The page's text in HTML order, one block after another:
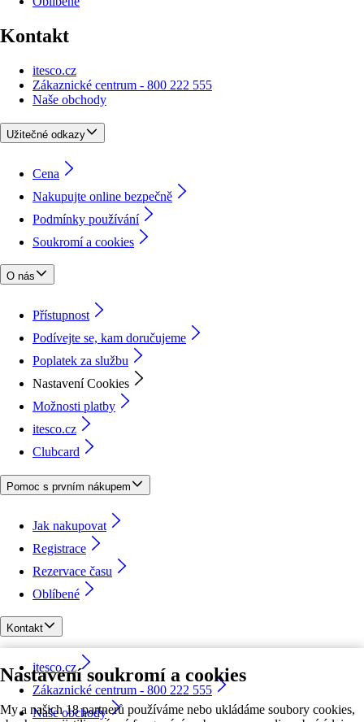
Nastavení soukromí a cookies
My a našich 18 partnerů používáme nebo ukládáme soubory cookies,
Kontakt
itesco.cz
Zákaznické centrum - 800 222 555
Naše obchody
Užitečné odkazy
Cena
Nakupujte online bezpečně
Podmínky používání
Soukromí a cookies
O nás
Přístupnost
Podívejte se, kam doručujeme
Poplatek za službu
Nastavení Cookies
Možnosti platby
itesco.cz
Clubcard
Pomoc s prvním nákupem
Jak nakupovat
Registrace
Rezervace času
Oblíbené
Kontakt
itesco.cz
Zákaznické centrum - 800 222 555
Naše obchody